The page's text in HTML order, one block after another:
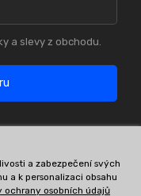
a slevy z obchodu.
a zabezpečení svých
a k personalizaci obsahu
ochrany osobních údajů